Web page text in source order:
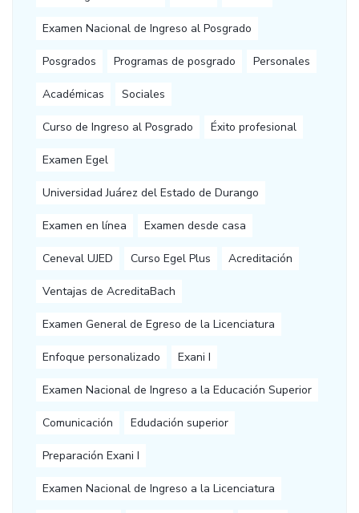
Examen Nacional de Ingreso al Posgrado
Posgrados Programas de posgrado Personales
Académicas Sociales
Curso de Ingreso al Posgrado Éxito profesional
Examen Egel
Universidad Juárez del Estado de Durango
Examen en línea Examen desde casa
Ceneval UJED Curso Egel Plus Acreditación
Ventajas de AcreditaBach
Examen General de Egreso de la Licenciatura
Enfoque personalizado Exani I
Examen Nacional de Ingreso a la Educación Superior
Comunicación Edudación superior
Preparación Exani I
Examen Nacional de Ingreso a la Licenciatura